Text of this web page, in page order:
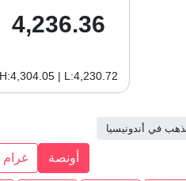
4,236.36
H:4,304.05 | L:4,230.72
في أندونيسيا
أونصة غرام